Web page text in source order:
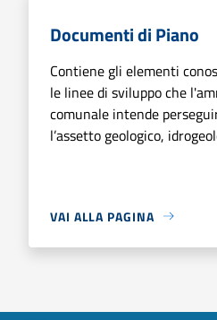
Documenti di Piano
Contiene gli elementi
le linee di sviluppo che
comunale intende
l’assetto geologico,
VAI ALLA PAGINA